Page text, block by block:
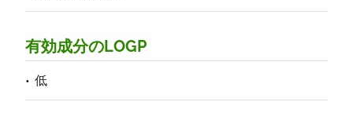
有効成分のLOGP
低